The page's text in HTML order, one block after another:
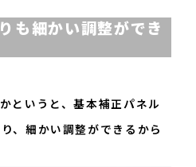
も細かい調整ができ
というと、基本補正パネル
、細かい調整ができるから